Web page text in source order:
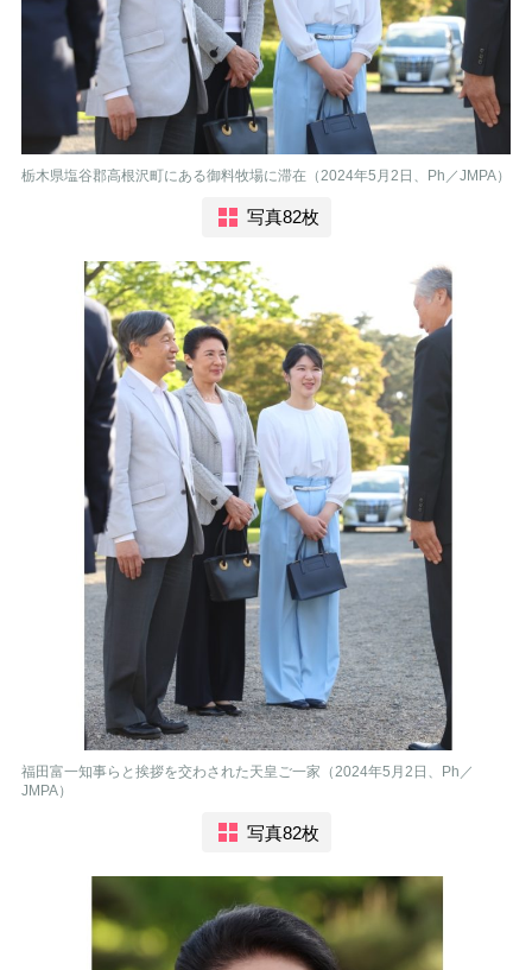
栃木県塩谷郡高根沢町にある御料牧場に滞在（2024年5月2日、Ph／JMPA）
写真82枚
福田富一知事らと挨拶を交わされた天皇ご一家（2024年5月2日、Ph／
JMPA）
写真82枚